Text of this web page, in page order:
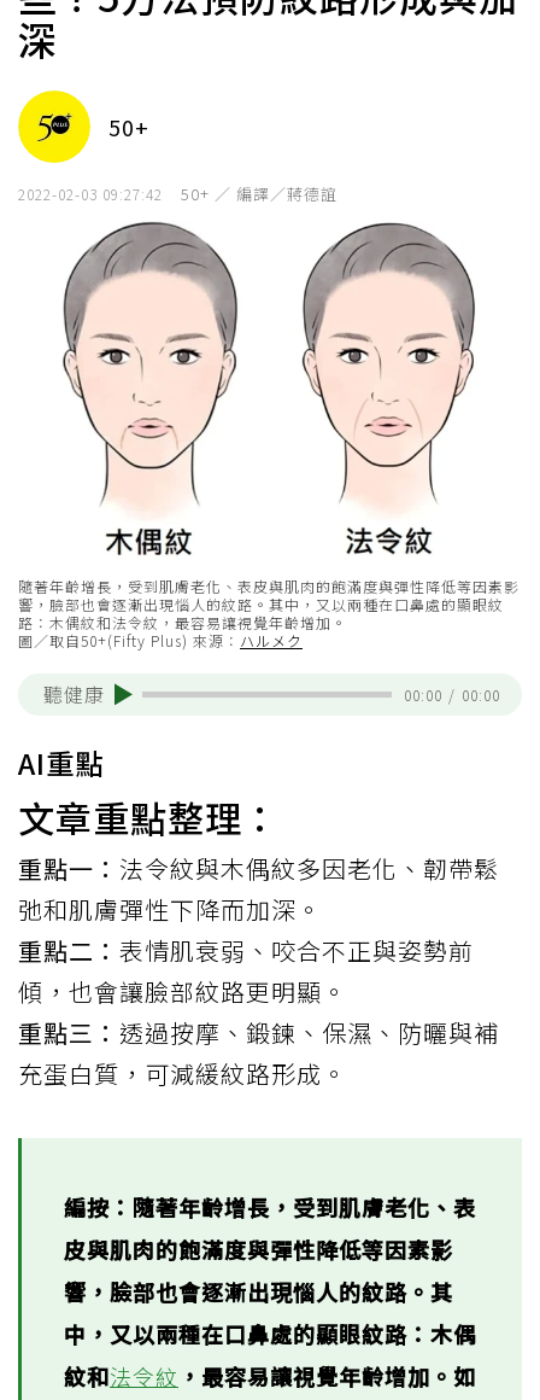
深
50+
2022-02-03 09:27:42 50+ ／ 編譯／蔣德誼
隨著年齡增長，受到肌膚老化、表皮與肌肉的飽滿度與彈性降低等因素影
響，臉部也會逐漸出現惱人的紋路。其中，又以兩種在口鼻處的顯眼紋
路：木偶紋和法令紋，最容易讓視覺年齡增加。
圖／取自50+(Fifty Plus) 來源： ハルメク
聽健康 00:00 / 00:00
AI重點
文章重點整理：
重點一： 法令紋與木偶紋多因老化、韌帶鬆
弛和肌膚彈性下降而加深。
重點二： 表情肌衰弱、咬合不正與姿勢前
傾，也會讓臉部紋路更明顯。
重點三： 透過按摩、鍛鍊、保濕、防曬與補
充蛋白質，可減緩紋路形成。
編按：隨著年齡增長，受到肌膚老化、表
皮與肌肉的飽滿度與彈性降低等因素影
響，臉部也會逐漸出現惱人的紋路。其
中，又以兩種在口鼻處的顯眼紋路：木偶
紋和法令紋 ，最容易讓視覺年齡增加。如